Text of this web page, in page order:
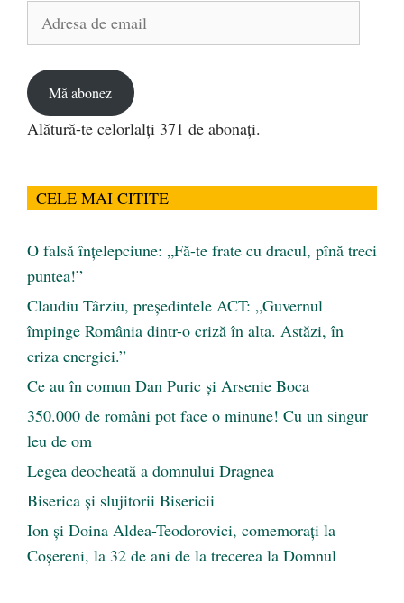
Adresa
Mă abonez
Alătură-te celorlalți 371 de abonați.
CELE MAI CITITE
O falsă înțelepciune: „Fă-te frate cu dracul, pînă treci
puntea!”
Claudiu Târziu, președintele ACT: „Guvernul
împinge România dintr-o criză în alta. Astăzi, în
criza energiei.”
Ce au în comun Dan Puric şi Arsenie Boca
350.000 de români pot face o minune! Cu un singur
leu de om
Legea deocheată a domnului Dragnea
Biserica și slujitorii Bisericii
Ion și Doina Aldea-Teodorovici, comemorați la
Coșereni, la 32 de ani de la trecerea la Domnul